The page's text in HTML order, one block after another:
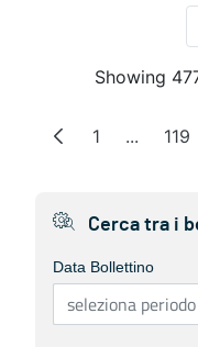
Showing
Page
1 ... 119
Cerca tra i
Data Bollettino